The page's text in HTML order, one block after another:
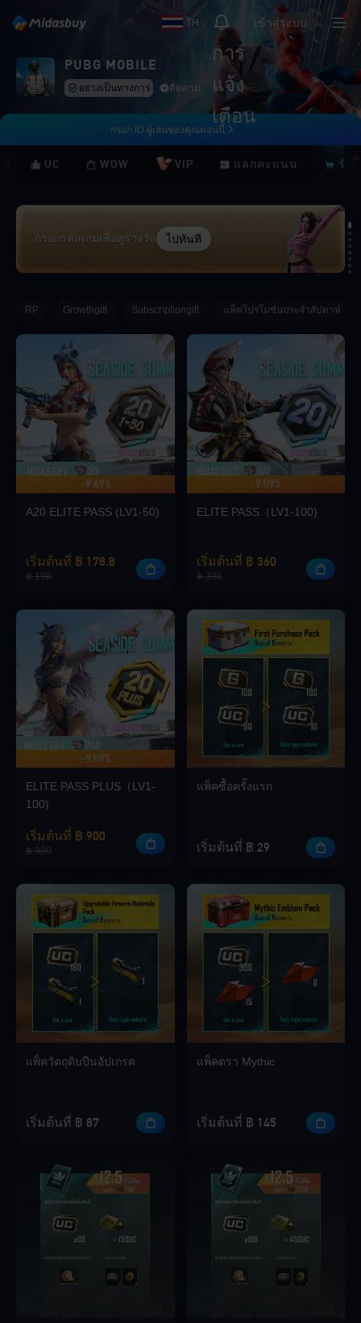
TH
การ
แจ้ง
เตือน
เข้าสู่ระบบ
PUBG MOBILE
อย่างเป็นทางการ ติดตาม
กรอก ID ผู้เล่นของคุณตอนนี้
UC WOW VIP แลกคะแนน ร้า
กรอกรหัสเกมเพื่อดูรางวัล ไปทันที
Loading...
Loading...
Loading...
Loading...
Loading...
Loading...
Loading...
RP Growthgift Subscriptiongift แพ็คโปรโมชั่นประจำสัปดาห์
-9.69%
A20 ELITE PASS (LV1-50)
เริ่มต้นที่ ฿ 178.8
฿ 198
-9.09%
โบนัสสูงสุด 140
ELITE PASS（LV1-100)
เริ่มต้นที่ ฿ 360
฿ 396
-9.09%
โบนัสสูงสุด 420
ELITE PASS PLUS（LV1-
100)
เริ่มต้นที่ ฿ 900
฿ 990
แพ็คซื้อครั้งแรก
เริ่มต้นที่ ฿ 29
แพ็ควัตถุดิบปืนอัปเกรด
เริ่มต้นที่ ฿ 87
แพ็คตรา Mythic
เริ่มต้นที่ ฿ 145